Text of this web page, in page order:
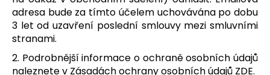
adresa bude za tímto účelem uchovávána po dobu
3 let od uzavření poslední smlouvy mezi smluvními
stranami.
2. Podrobnější informace o ochraně osobních údajů
naleznete v Zásadách ochrany osobních údajů ZDE.